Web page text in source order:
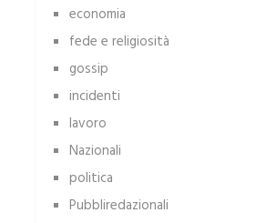
economia
fede e religiosità
gossip
incidenti
lavoro
Nazionali
politica
Pubbliredazionali